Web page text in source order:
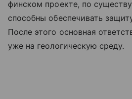
финском проекте, по
способны обеспечивать
После этого основная
уже на геологическую среду.